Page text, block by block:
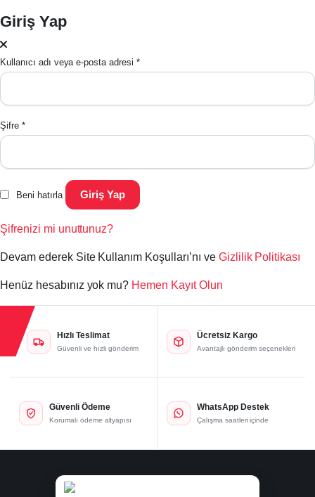
Giriş Yap
Kullanıcı adı veya e-posta adresi *
Şifre *
Beni hatırla Giriş Yap
Şifrenizi mi unuttunuz?
Devam ederek Site Kullanım Koşulları’nı ve Gizlilik Politikası
Henüz hesabınız yok mu? Hemen Kayıt Olun
Hızlı Teslimat
Güvenli ve hızlı gönderim
Ücretsiz Kargo
Avantajlı gönderim seçenekleri
Güvenli Ödeme
Korumalı ödeme altyapısı
WhatsApp Destek
Çalışma saatleri içinde